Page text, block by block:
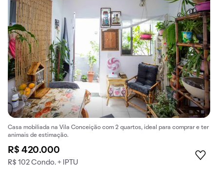
Casa mobiliada na Vila Conceição com 2 quartos, ideal para comprar e ter
animais de estimação.
R$ 420.000
R$ 102 Condo. + IPTU